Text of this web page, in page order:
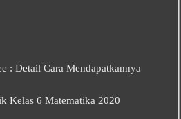
: Detail Cara Mendapatkannya
Kelas 6 Matematika 2020